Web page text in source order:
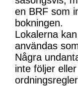
en BRF som
bokningen.
Lokalerna
användas
Några
inte följer